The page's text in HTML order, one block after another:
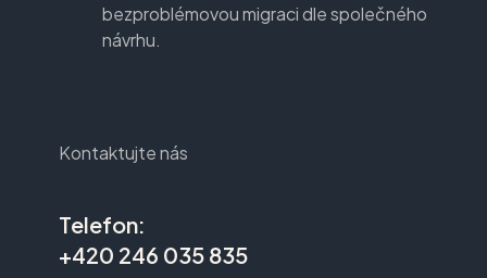
bezproblémovou migraci dle společného
návrhu.
Kontaktujte nás
Telefon:
+420 246 035 835